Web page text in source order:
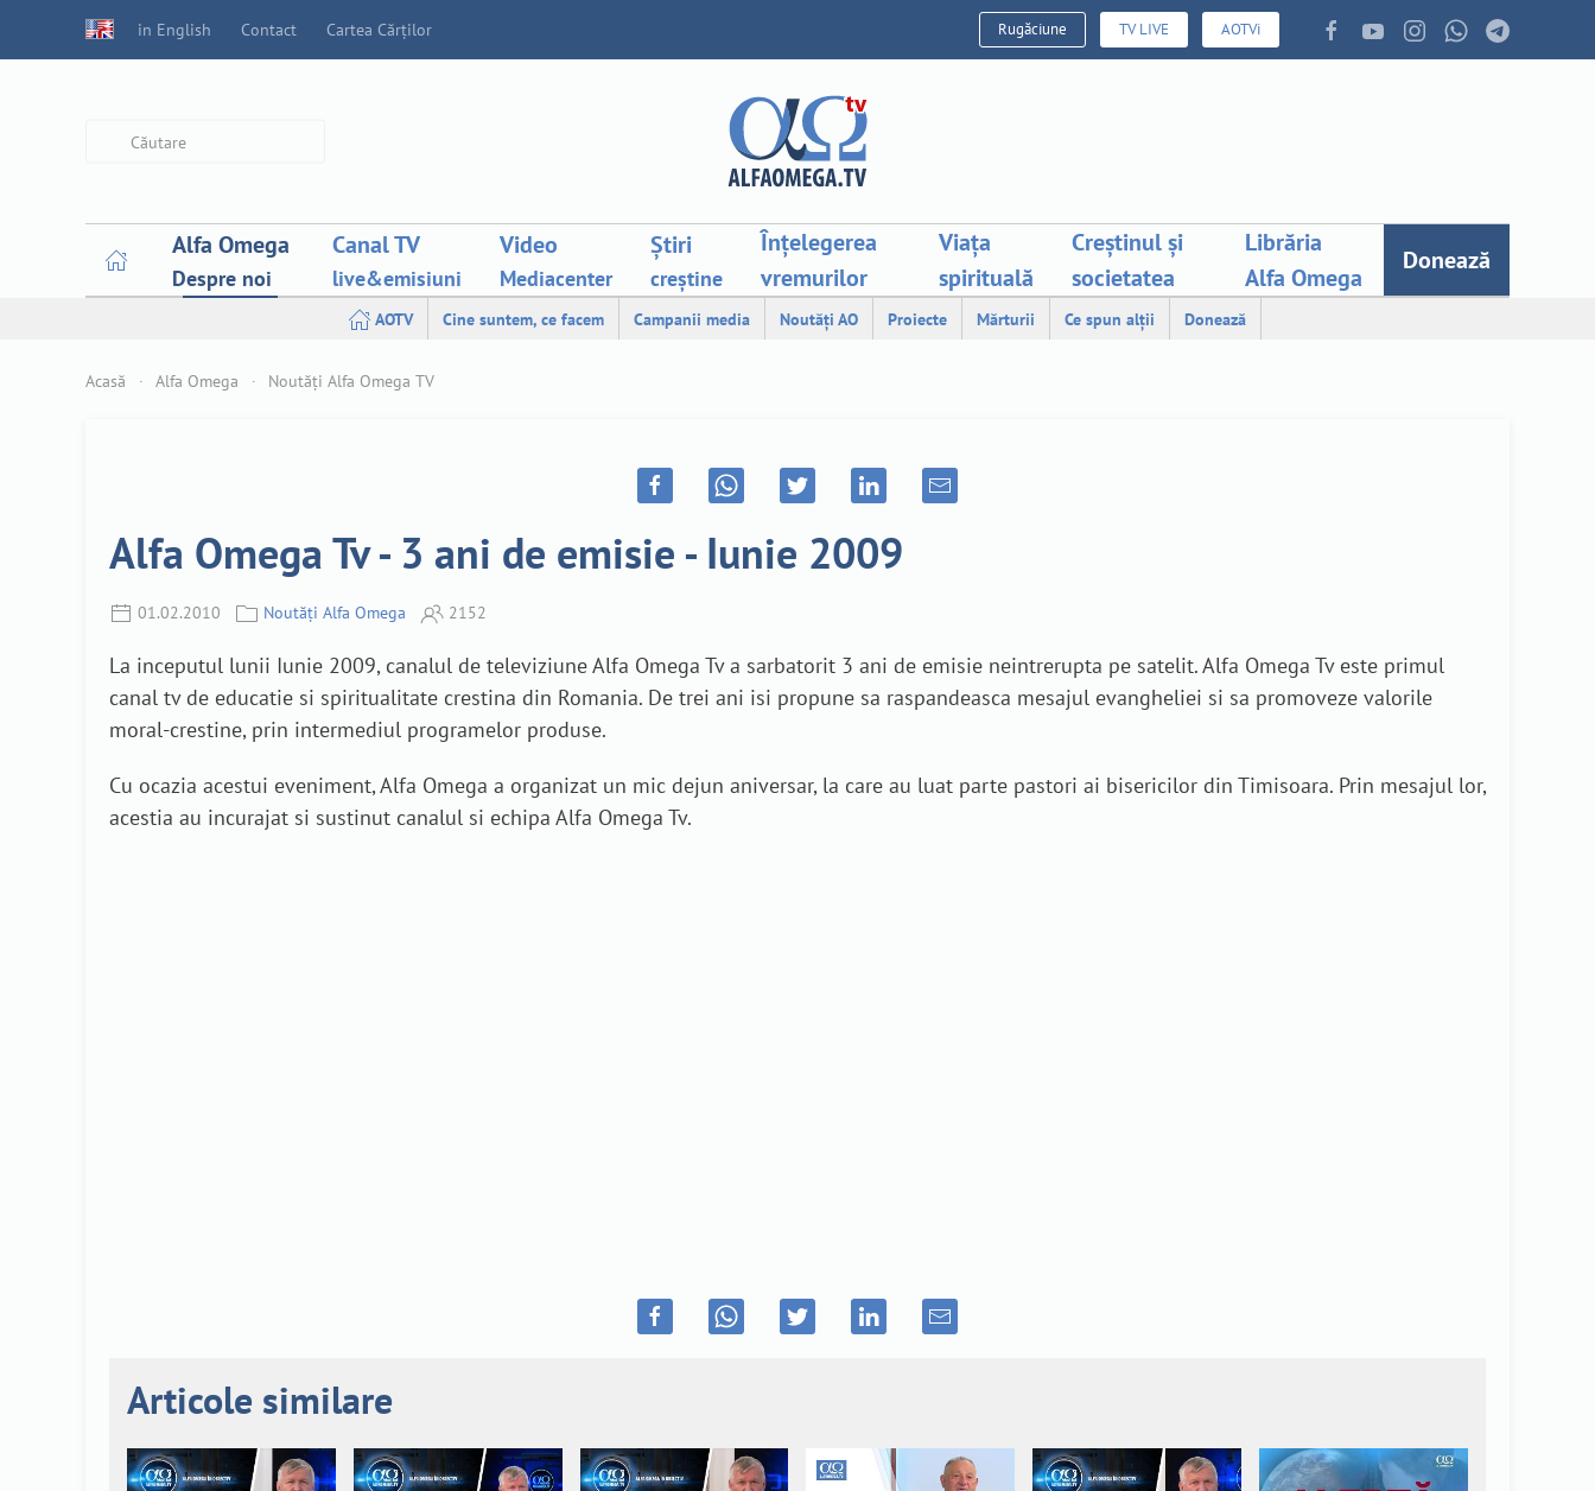
in English Contact Cartea Cărților Rugăciune TV LIVE AOTVi
Alfa Omega
Despre noi
Canal TV
live&emisiuni
Video
Mediacenter
Știri
creștine
Înțelegerea
vremurilor
Viața
spirituală
Creștinul și
societatea
Librăria
Alfa Omega
Donează
AOTV Cine suntem, ce facem Campanii media Noutăți AO Proiecte Mărturii Ce spun alții Donează
Acasă Alfa Omega Noutăți Alfa Omega TV
Alfa Omega Tv - 3 ani de emisie - Iunie 2009
01.02.2010 Noutăți Alfa Omega 2152
La inceputul lunii Iunie 2009, canalul de televiziune Alfa Omega Tv a sarbatorit 3 ani de emisie neintrerupta pe satelit. Alfa Omega Tv este primul
canal tv de educatie si spiritualitate crestina din Romania. De trei ani isi propune sa raspandeasca mesajul evangheliei si sa promoveze valorile
moral-crestine, prin intermediul programelor produse.
Cu ocazia acestui eveniment, Alfa Omega a organizat un mic dejun aniversar, la care au luat parte pastori ai bisericilor din Timisoara. Prin mesajul lor,
acestia au incurajat si sustinut canalul si echipa Alfa Omega Tv.
Articole similare